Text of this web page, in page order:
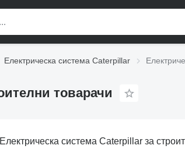
Електрическа система Caterpillar
товарачи
Електрическа система Caterpillar за